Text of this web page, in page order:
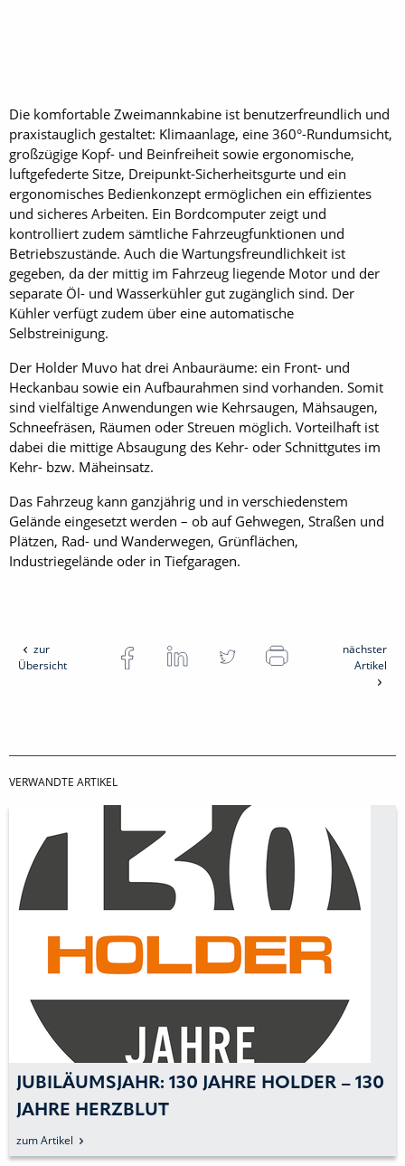
Die komfortable Zweimannkabine ist benutzerfreundlich und
praxistauglich gestaltet: Klimaanlage, eine 360°-Rundumsicht,
großzügige Kopf- und Beinfreiheit sowie ergonomische,
luftgefederte Sitze, Dreipunkt-Sicherheitsgurte und ein
ergonomisches Bedienkonzept ermöglichen ein effizientes
und sicheres Arbeiten. Ein Bordcomputer zeigt und
kontrolliert zudem sämtliche Fahrzeugfunktionen und
Betriebszustände. Auch die Wartungsfreundlichkeit ist
gegeben, da der mittig im Fahrzeug liegende Motor und der
separate Öl- und Wasserkühler gut zugänglich sind. Der
Kühler verfügt zudem über eine automatische
Selbstreinigung.
Der Holder Muvo hat drei Anbauräume: ein Front- und
Heckanbau sowie ein Aufbaurahmen sind vorhanden. Somit
sind vielfältige Anwendungen wie Kehrsaugen, Mähsaugen,
Schneefräsen, Räumen oder Streuen möglich. Vorteilhaft ist
dabei die mittige Absaugung des Kehr- oder Schnittgutes im
Kehr- bzw. Mäheinsatz.
Das Fahrzeug kann ganzjährig und in verschiedenstem
Gelände eingesetzt werden – ob auf Gehwegen, Straßen und
Plätzen, Rad- und Wanderwegen, Grünflächen,
Industriegelände oder in Tiefgaragen.
zur
Übersicht
nächster
Artikel
VERWANDTE ARTIKEL
JUBILÄUMSJAHR: 130 JAHRE HOLDER – 130
JAHRE HERZBLUT
zum Artikel